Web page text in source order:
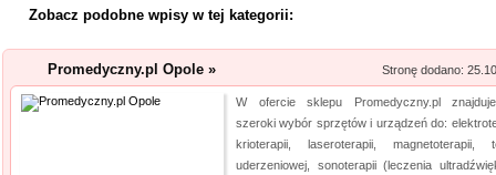
elektro...
Rehabilitacja
Mikropolaryzacja mózgu, to
o powrót do pełnej
Zobacz podobne wpisy w tej kategorii:
Promedyczny.pl Opole » Stronę dodano:
W ofercie sklepu Promedyczny.pl
szeroki wybór sprzętów i urządzeń do:
krioterapii, laseroterapii, magnetoterapii,
uderzeniowej, sonoterapii (leczenia